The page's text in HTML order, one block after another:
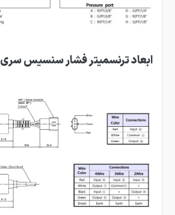
ابعاد ترنسمیتر فشار سنسیس سری